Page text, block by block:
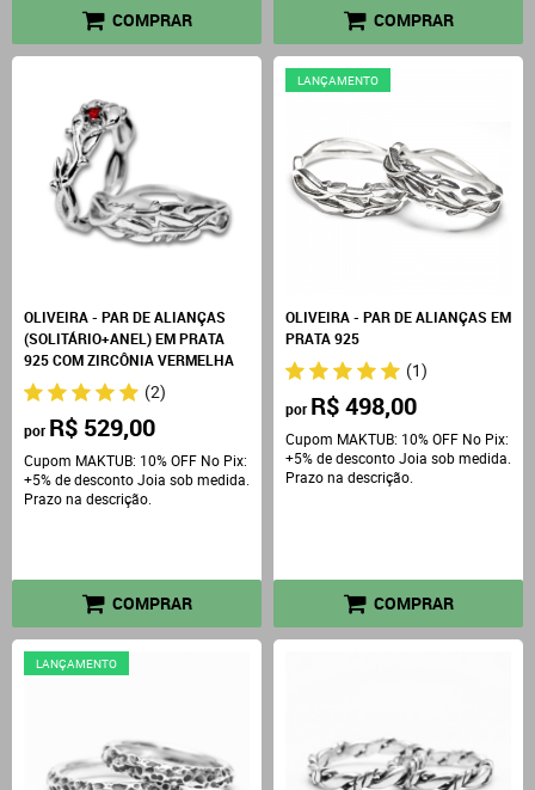
COMPRAR COMPRAR
OLIVEIRA - PAR DE ALIANÇAS
(SOLITÁRIO+ANEL) EM PRATA
925 COM ZIRCÔNIA VERMELHA
(2)
por R$ 529,00
Cupom MAKTUB: 10% OFF No Pix:
+5% de desconto Joia sob medida.
Prazo na descrição.
COMPRAR
LANÇAMENTO
OLIVEIRA - PAR DE ALIANÇAS EM
PRATA 925
(1)
por R$ 498,00
Cupom MAKTUB: 10% OFF No Pix:
+5% de desconto Joia sob medida.
Prazo na descrição.
COMPRAR
LANÇAMENTO